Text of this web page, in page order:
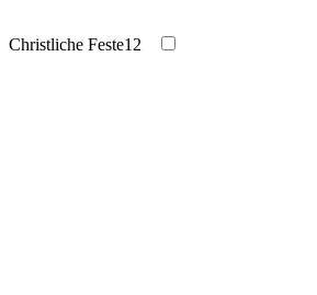
Christliche Feste12